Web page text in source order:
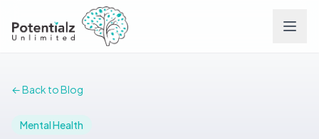
← Back to Blog
Mental Health